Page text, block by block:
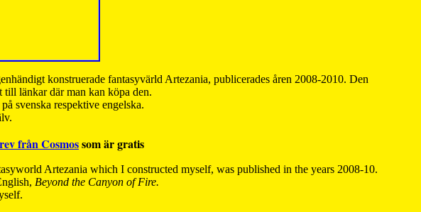
konstruerade fantasyvärld Artezania, publicerades åren 2008-2010. Den
till länkar där man kan köpa den.
svenska respektive engelska.
från Cosmossom är gratis
Artezania which I constructed myself, was published in the years 2008-10.
Beyond the Canyon of Fire.